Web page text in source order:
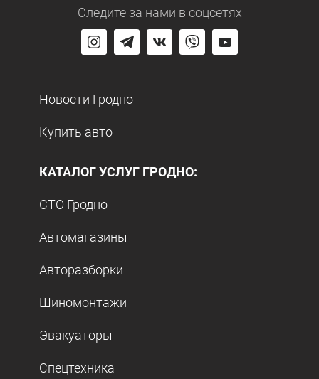
Следите за нами в соцсетях
Новости Гродно
Купить авто
КАТАЛОГ УСЛУГ ГРОДНО:
СТО Гродно
Автомагазины
Авторазборки
Шиномонтажи
Эвакуаторы
Спецтехника